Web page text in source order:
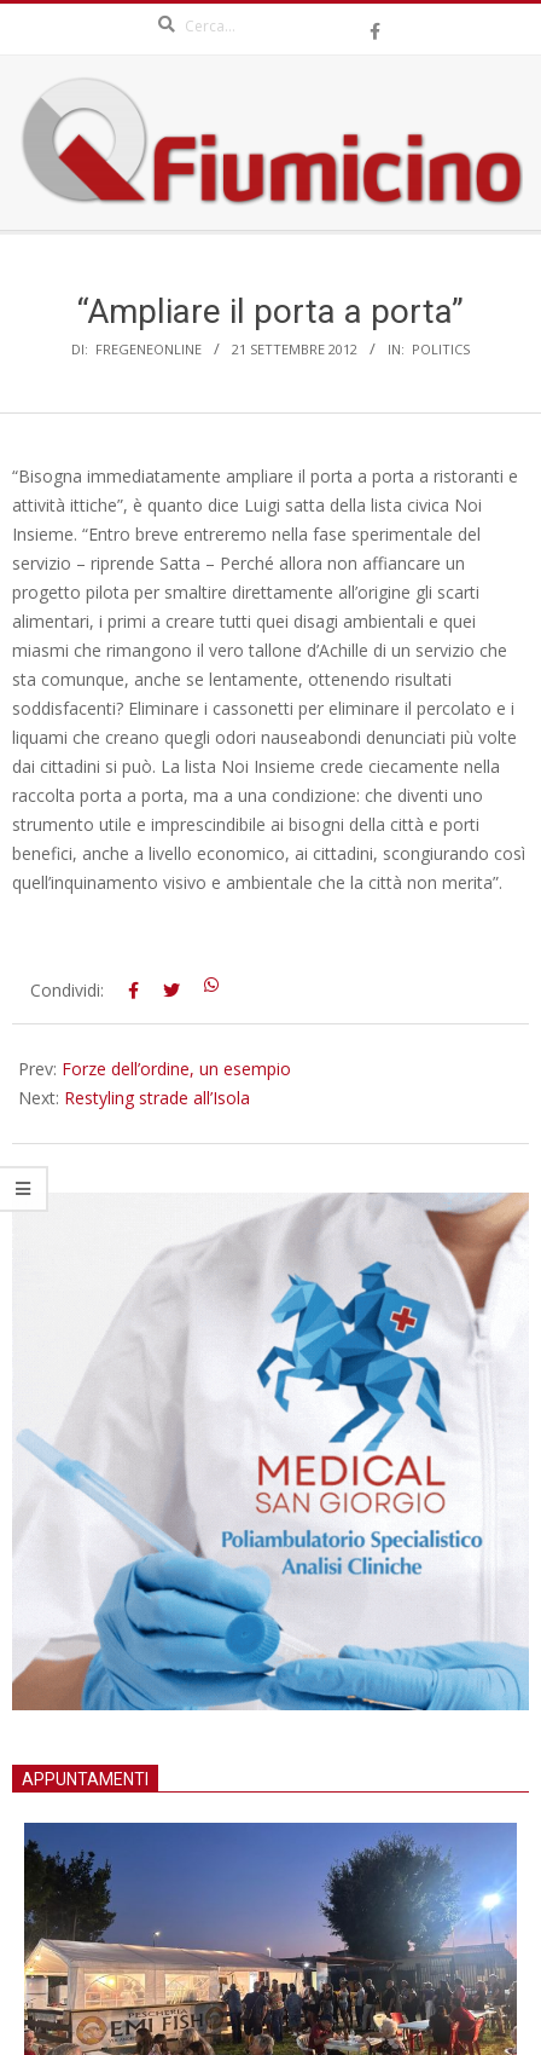
content
QFIUMICINO.COM
“Ampliare il porta a porta”
DI: FREGENEONLINE 21 SETTEMBRE 2012 IN: POLITICS
“Bisogna immediatamente ampliare il porta a porta a ristoranti e
attività ittiche”, è quanto dice Luigi satta della lista civica Noi
Insieme. “Entro breve entreremo nella fase sperimentale del
servizio – riprende Satta – Perché allora non affiancare un
progetto pilota per smaltire direttamente all’origine gli scarti
alimentari, i primi a creare tutti quei disagi ambientali e quei
miasmi che rimangono il vero tallone d’Achille di un servizio che
sta comunque, anche se lentamente, ottenendo risultati
soddisfacenti? Eliminare i cassonetti per eliminare il percolato e i
liquami che creano quegli odori nauseabondi denunciati più volte
dai cittadini si può. La lista Noi Insieme crede ciecamente nella
raccolta porta a porta, ma a una condizione: che diventi uno
strumento utile e imprescindibile ai bisogni della città e porti
benefici, anche a livello economico, ai cittadini, scongiurando così
quell’inquinamento visivo e ambientale che la città non merita”.
2012-
Condividi:
Prev: Forze dell’ordine, un esempio
Next: Restyling strade all’Isola
APPUNTAMENTI